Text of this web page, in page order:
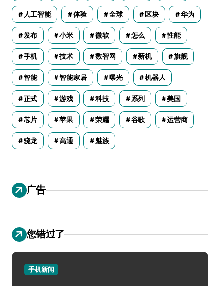
人工智能 体验 全球 区块 华为
发布 小米 微软 怎么 性能
手机 技术 数智网 新机 旗舰
智能 智能家居 曝光 机器人
正式 游戏 科技 系列 美国
芯片 苹果 荣耀 谷歌 运营商
骁龙 高通 魅族
广告
您错过了
手机新闻